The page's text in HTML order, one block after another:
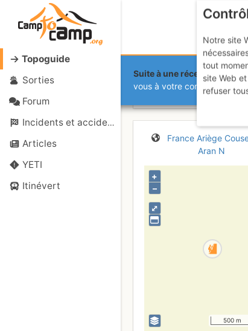
Topoguide
Sorties
Forum
Incidents et accidents
Articles
YETI
Itinévert
Suite à une récente et
vous à votre compte sur le
Port de
France Ariège
Aran N
⤢
+
–
500 m
Notre site
tout
site Web
refuser